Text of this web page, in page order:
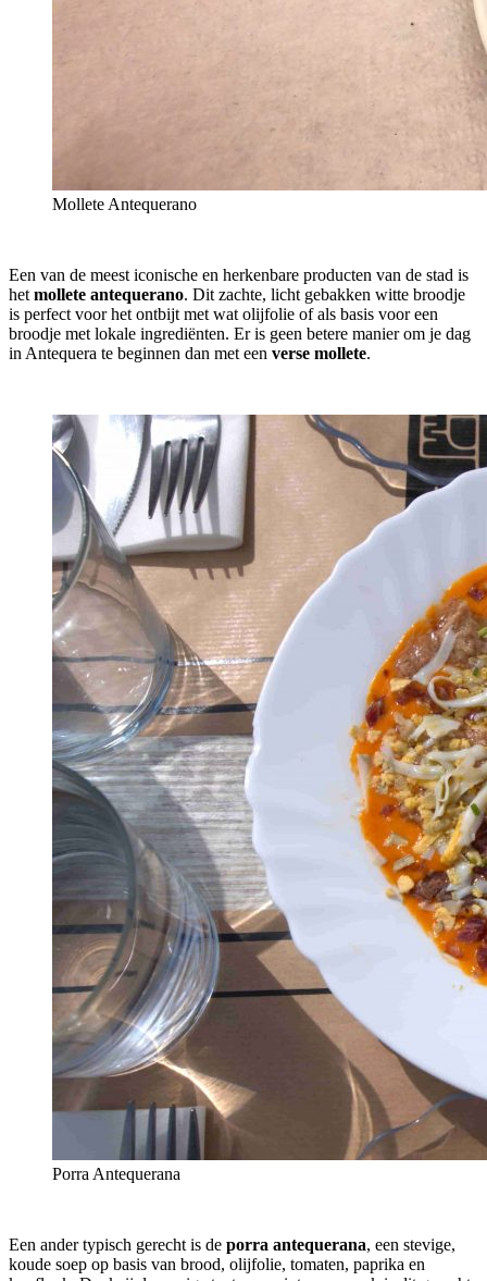
Mollete Antequerano
Een van de meest iconische en herkenbare producten van de stad is
het mollete antequerano. Dit zachte, licht gebakken witte broodje
is perfect voor het ontbijt met wat olijfolie of als basis voor een
broodje met lokale ingrediënten. Er is geen betere manier om je dag
in Antequera te beginnen dan met een verse mollete.
Porra Antequerana
Een ander typisch gerecht is de porra antequerana, een stevige,
koude soep op basis van brood, olijfolie, tomaten, paprika en